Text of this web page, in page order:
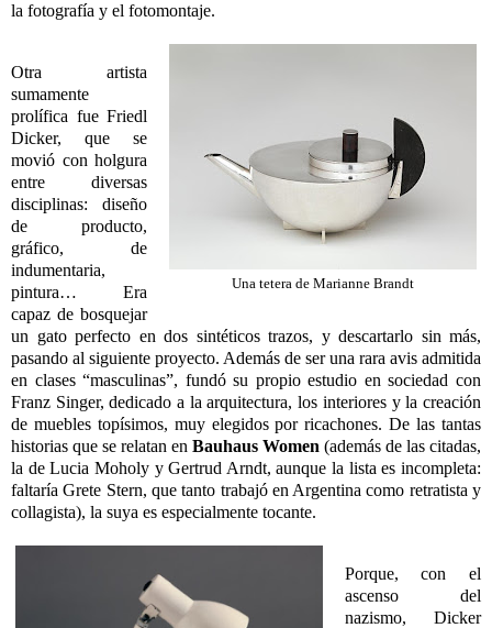
la fotografía y el fotomontaje.
Una tetera de Marianne Brandt
Otra artista
sumamente
prolífica fue Friedl
Dicker, que se
movió con holgura
entre diversas
disciplinas: diseño
de producto,
gráfico, de
indumentaria,
pintura… Era
capaz de bosquejar
un gato perfecto en dos sintéticos trazos, y descartarlo sin más,
pasando al siguiente proyecto. Además de ser una rara avis admitida
en clases “masculinas”, fundó su propio estudio en sociedad con
Franz Singer, dedicado a la arquitectura, los interiores y la creación
de muebles topísimos, muy elegidos por ricachones. De las tantas
historias que se relatan en Bauhaus Women (además de las citadas,
la de Lucia Moholy y Gertrud Arndt, aunque la lista es incompleta:
faltaría Grete Stern, que tanto trabajó en Argentina como retratista y
collagista), la suya es especialmente tocante.
Porque, con el
ascenso del
nazismo, Dicker